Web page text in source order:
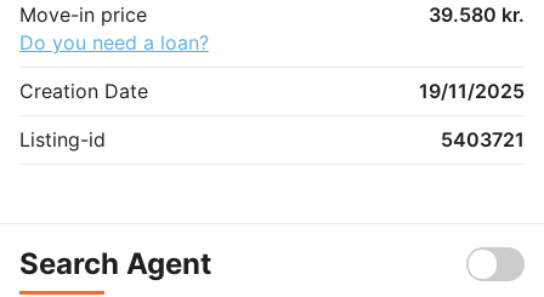
Move-in price
39.580 kr.
Do you need a loan?
Creation Date
19/11/2025
Listing-id
5403721
Search Agent